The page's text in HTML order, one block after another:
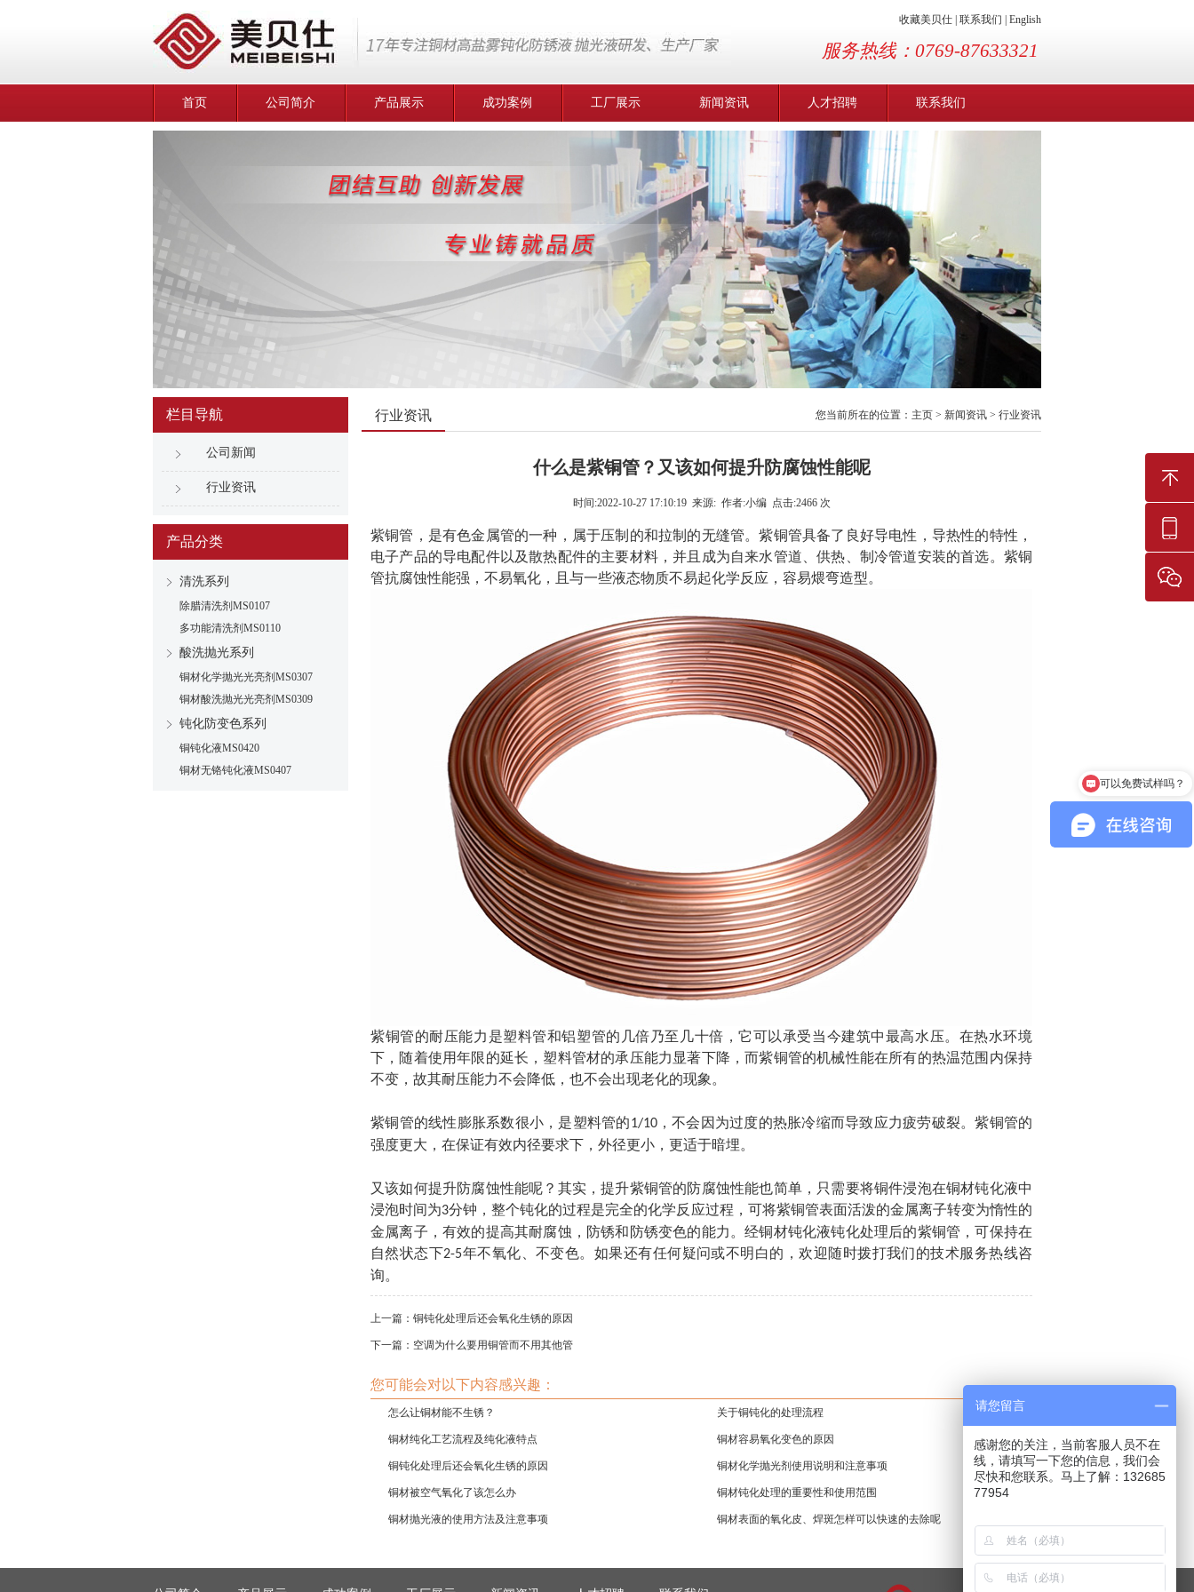
收藏美贝仕 联系我们 English
服务热线：0769-87633321
首页 公司简介 产品展示 成功案例 工厂展示 新闻资讯 人才招聘 联系我们
栏目导航
公司新闻
行业资讯
产品分类
清洗系列
除腊清洗剂MS0107
多功能清洗剂MS0110
酸洗抛光系列
铜材化学抛光光亮剂MS0307
铜材酸洗抛光光亮剂MS0309
钝化防变色系列
铜钝化液MS0420
铜材无铬钝化液MS0407
您当前所在的位置： 主页 > 新闻资讯 > 行业资讯
行业资讯
什么是紫铜管？又该如何提升防腐蚀性能呢
时间:2022-10-27 17:10:19 来源: 作者:小编 点击:2466 次
紫铜管 ，是有色金属管的一种，属于压制的和拉制的无缝管。紫铜管具备了良好导电性，导热性的特性，
电子产品的导电配件以及散热配件的主要材料，并且成为自来水管道、供热、制冷管道安装的首选。 紫铜
管抗腐蚀性能强，不易氧化，且与一些液态物质不易起化学反应，容易煨弯造型。
紫铜管的耐压能力是塑料管和铝塑管的几倍乃至几十倍，它可以承受当今建筑中最高水压。在热水环境
下，随着使用年限的延长，塑料管材的承压能力显著下降，而紫铜管的机械性能在所有的热温范围内保持
不变，故其耐压能力不会降低，也不会出现老化的现象。
紫铜管的线性膨胀系数很小，是塑料管的1/10，不会因为过度的热胀冷缩而导致应力疲劳破裂。紫铜管的
强度更大，在保证有效内径要求下，外径更小，更适于暗埋。
又该如何提升防腐蚀性能呢？其实，提升紫铜管的防腐蚀性能也简单， 只需要将铜件浸泡在铜材钝化液中
浸泡时间为3分钟，整个钝化的过程是完全的化学反应过程，可将紫铜管表面活泼的金属离子转变为惰性的
金属离子，有效的提高其耐腐蚀，防锈和防锈变色的能力。经铜材钝化液钝化处理后的紫铜管 ，可保持在
自然状态下2-5年不氧化 、不变色。如果还有任何疑问或不明白的 ，欢迎随时拨打我们的技术服务热线咨
询。
上一篇： 铜钝化处理后还会氧化生锈的原因
下一篇： 空调为什么要用铜管而不用其他管
您可能会对以下内容感兴趣：
怎么让铜材能不生锈？ 关于铜钝化的处理流程
铜材纯化工艺流程及纯化液特点 铜材容易氧化变色的原因
铜钝化处理后还会氧化生锈的原因 铜材化学抛光剂使用说明和注意事项
铜材被空气氧化了该怎么办 铜材钝化处理的重要性和使用范围
铜材抛光液的使用方法及注意事项 铜材表面的氧化皮、焊斑怎样可以快速的去除呢
可以介绍下你们的产品么
请您留言
感谢您的关注，当前客服人员不在
线，请填写一下您的信息，我们会
尽快和您联系。马上了解：132685
77954